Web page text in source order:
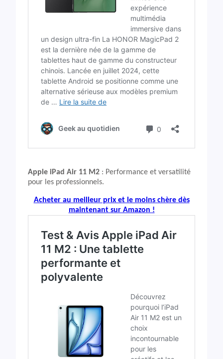
Apple iPad Air 11 M2 : Performance et versatilité
pour les professionnels.
Acheter au meilleur prix et le moins chère dès
maintenant sur Amazon !